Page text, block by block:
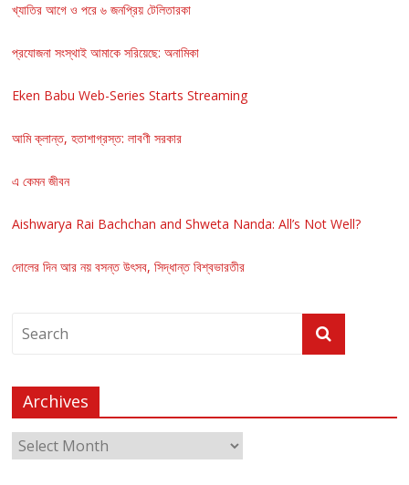
খ্যাতির আগে ও পরে ৬ জনপ্রিয় টেলিতারকা
প্রযোজনা সংস্থাই আমাকে সরিয়েছে: অনামিকা
Eken Babu Web-Series Starts Streaming
আমি ক্লান্ত, হতাশাগ্রস্ত: লাবণী সরকার
এ কেমন জীবন
Aishwarya Rai Bachchan and Shweta Nanda: All’s Not Well?
দোলের দিন আর নয় বসন্ত উৎসব, সিদ্ধান্ত বিশ্বভারতীর
Archives